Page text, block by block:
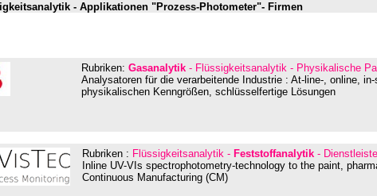
- Applikationen "Prozess-Photometer"- Firmen
Rubriken: Gasanalytik - Flüssigkeitsanalytik - Physikalische
Analysatoren für die verarbeitende Industrie : At-line-, online,
physikalischen Kenngrößen, schlüsselfertige Lösungen
Rubriken : Flüssigkeitsanalytik - Feststoffanalytik -
Inline UV-VIs spectrophotometry-technology to the paint,
Continuous Manufacturing (CM)